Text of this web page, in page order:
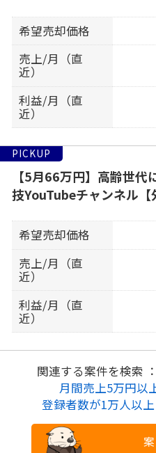
希望売却価格
売上/月（直
近）
利益/月（直
近）
PICKUP
【5月66万円】高齢世
技YouTubeチャンネル【
希望売却価格
売上/月（直
近）
利益/月（直
近）
関連する案件を検索 ：
月間売上5万円以
登録者数が1万人以上